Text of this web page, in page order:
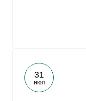
31
июл